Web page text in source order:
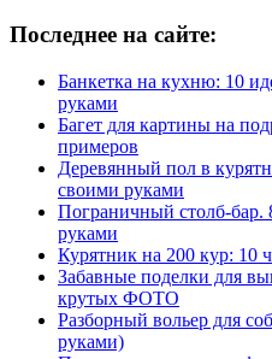
Последнее на сайте:
Банкетка на кухню: 10
руками
Багет для картины на
примеров
Деревянный пол в
своими руками
Пограничный столб-бар.
руками
Курятник на 200 кур: 10
Забавные поделки для
крутых ФОТО
Разборный вольер для
руками)